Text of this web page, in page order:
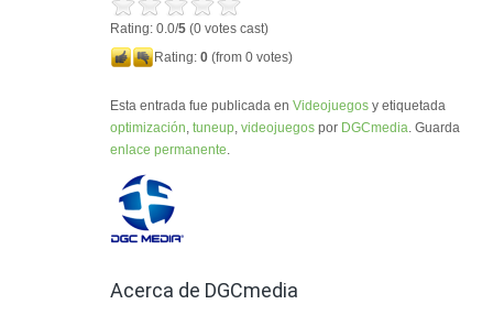
Rating: 0.0/5 (0 votes cast)
Rating: 0 (from 0 votes)
Esta entrada fue publicada en Videojuegos y etiquetada
optimización, tuneup, videojuegos por DGCmedia. Guarda
enlace permanente.
Acerca de DGCmedia